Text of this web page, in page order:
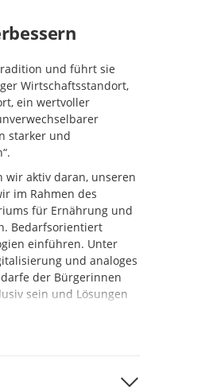
und führt sie
Wirtschaftsstandort,
ein wertvoller
starker und
wir aktiv daran, unseren
im Rahmen des
für Ernährung und
Bedarfsorientiert
einführen. Unter
und analoges
der Bürgerinnen
sein und Lösungen
des Landkreises